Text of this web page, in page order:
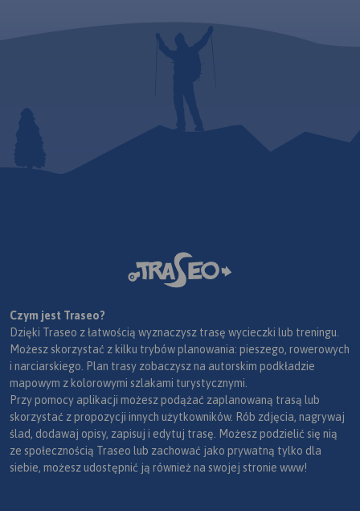
Czym jest Traseo?
Dzięki Traseo z łatwością wyznaczysz trasę wycieczki lub treningu.
Możesz skorzystać z kilku trybów planowania: pieszego, rowerowych
i narciarskiego. Plan trasy zobaczysz na autorskim podkładzie
mapowym z kolorowymi szlakami turystycznymi.
Przy pomocy aplikacji możesz podążać zaplanowaną trasą lub
skorzystać z propozycji innych użytkowników. Rób zdjęcia, nagrywaj
ślad, dodawaj opisy, zapisuj i edytuj trasę. Możesz podzielić się nią
ze społecznością Traseo lub zachować jako prywatną tylko dla
siebie, możesz udostępnić ją również na swojej stronie www!